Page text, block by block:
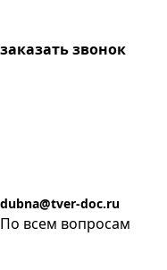
заказать звонок
dubna@tver-doc.ru
По всем вопросам